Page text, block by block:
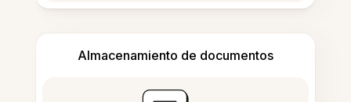
Almacenamiento de documentos